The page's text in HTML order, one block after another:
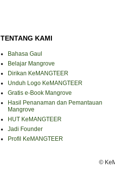
TENTANG KAMI
Bahasa Gaul
Belajar Mangrove
Dirikan KeMANGTEER
Unduh Logo KeMANGTEER
Gratis e-Book Mangrove
Hasil Penanaman dan Pemantauan
Mangrove
HUT KeMANGTEER
Jadi Founder
Profil KeMANGTEER
©